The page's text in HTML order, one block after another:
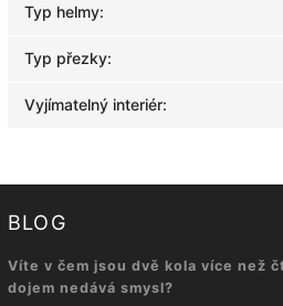
Typ helmy:
Typ přezky:
Vyjímatelný interiér:
BLOG
Víte v čem jsou dvě kola více než
dojem nedává smysl?